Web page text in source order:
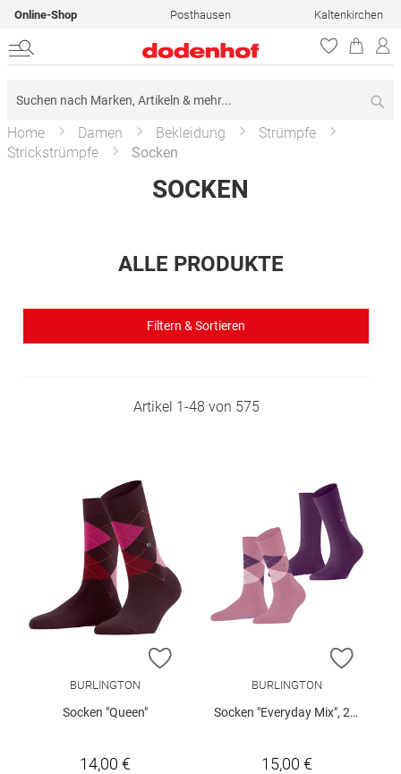
Online-Shop Posthausen Kaltenkirchen
Home Damen Bekleidung
Strümpfe
Strickstrümpfe
Socken
SOCKEN
ALLE PRODUKTE
Filtern & Sortieren
Artikel 1-48 von 575
ZUR WUNSCHLISTE HINZUFÜGEN
BURLINGTON
Socken "Queen"
14,00 €
ZUR
BURLINGTON
Socken "Everyday Mix", 2er-Pack
15,00 €